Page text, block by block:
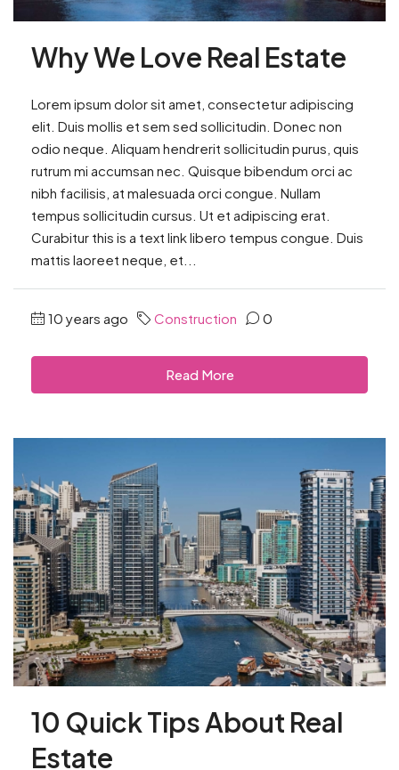
Why We Love Real Estate
Lorem ipsum dolor sit amet, consectetur adipiscing
elit. Duis mollis et sem sed sollicitudin. Donec non
odio neque. Aliquam hendrerit sollicitudin purus, quis
rutrum mi accumsan nec. Quisque bibendum orci ac
nibh facilisis, at malesuada orci congue. Nullam
tempus sollicitudin cursus. Ut et adipiscing erat.
Curabitur this is a text link libero tempus congue. Duis
mattis laoreet neque, et...
10 years ago Construction 0
Read More
10 Quick Tips About Real
Estate